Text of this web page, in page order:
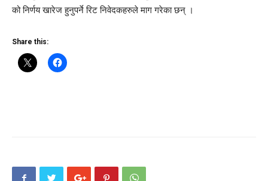
को निर्णय खारेज हुनुपर्ने रिट निवेदकहरुले माग गरेका छन् ।
Share this: